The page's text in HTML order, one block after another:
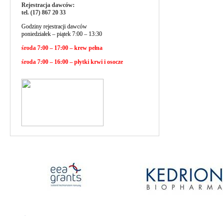
Rejestracja dawców:
tel. (17) 867 20 33
Godziny rejestracji dawców
poniedziałek – piątek 7:00 – 13:30
środa 7:00 – 17:00 – krew pełna
środa 7:00 – 16:00 – płytki krwi i osocze